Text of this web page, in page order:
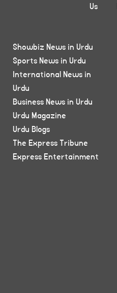
Us
Showbiz News in Urdu
Sports News in Urdu
International News in
Urdu
Business News in Urdu
Urdu Magazine
Urdu Blogs
The Express Tribune
Express Entertainment